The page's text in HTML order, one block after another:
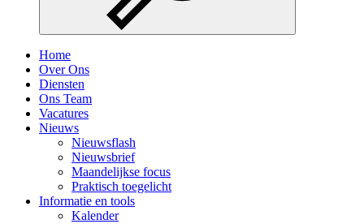
Home
Over Ons
Diensten
Ons Team
Vacatures
Nieuws
Nieuwsflash
Nieuwsbrief
Maandelijkse focus
Praktisch toegelicht
Informatie en tools
Kalender